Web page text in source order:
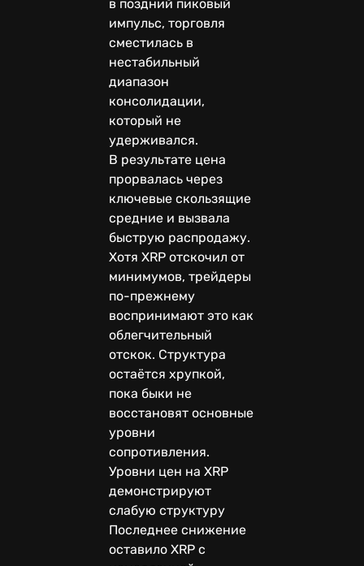
в поздний пиковый
импульс, торговля
сместилась в
нестабильный
диапазон
консолидации,
который не
удерживался.
В результате цена
прорвалась через
ключевые скользящие
средние и вызвала
быструю распродажу.
Хотя XRP отскочил от
минимумов, трейдеры
по-прежнему
воспринимают это как
облегчительный
отскок. Структура
остаётся хрупкой,
пока быки не
восстановят основные
уровни
сопротивления.
Уровни цен на XRP
демонстрируют
слабую структуру
Последнее снижение
оставило XRP с